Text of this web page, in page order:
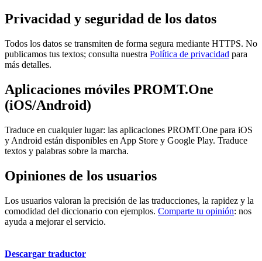
Privacidad y seguridad de los datos
Todos los datos se transmiten de forma segura mediante HTTPS. No
publicamos tus textos; consulta nuestra Política de privacidad para
más detalles.
Aplicaciones móviles PROMT.One
(iOS/Android)
Traduce en cualquier lugar: las aplicaciones PROMT.One para iOS
y Android están disponibles en App Store y Google Play. Traduce
textos y palabras sobre la marcha.
Opiniones de los usuarios
Los usuarios valoran la precisión de las traducciones, la rapidez y la
comodidad del diccionario con ejemplos. Comparte tu opinión: nos
ayuda a mejorar el servicio.
Descargar traductor